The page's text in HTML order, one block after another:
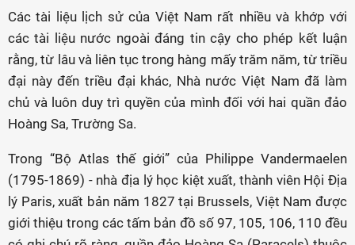
Các tài liệu lịch sử của Việt Nam rất nhiều và khớp với
các tài liệu nước ngoài đáng tin cậy cho phép kết luận
rằng, từ lâu và liên tục trong hàng mấy trăm năm, từ triều
đại này đến triều đại khác, Nhà nước Việt Nam đã làm
chủ và luôn duy trì quyền của mình đối với hai quần đảo
Hoàng Sa, Trường Sa.
Trong “Bộ Atlas thế giới” của Philippe Vandermaelen
(1795-1869) - nhà địa lý học kiệt xuất, thành viên Hội Địa
lý Paris, xuất bản năm 1827 tại Brussels, Việt Nam được
giới thiệu trong các tấm bản đồ số 97, 105, 106, 110 đều